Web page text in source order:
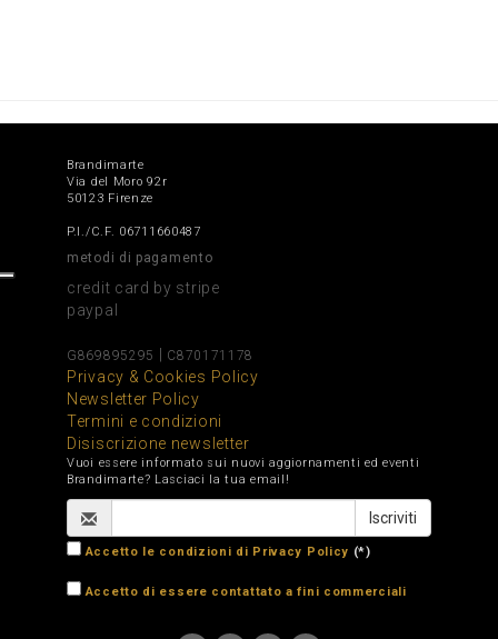
Brandimarte
Via del Moro 92r
50123 Firenze
P.I./C.F. 06711660487
metodi di pagamento
credit card by stripe
paypal
G869895295 C870171178
Privacy & Cookies Policy
Newsletter Policy
Termini e condizioni
Disiscrizione newsletter
Vuoi essere informato sui nuovi aggiornamenti ed eventi
Brandimarte? Lasciaci la tua email!
Accetto le condizioni di Privacy Policy (*)
Accetto di essere contattato a fini commerciali